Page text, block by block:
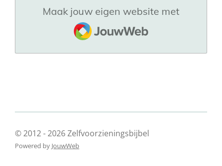
Maak jouw eigen website met
JouwWeb
© 2012 - 2026 Zelfvoorzieningsbijbel
Powered by JouwWeb